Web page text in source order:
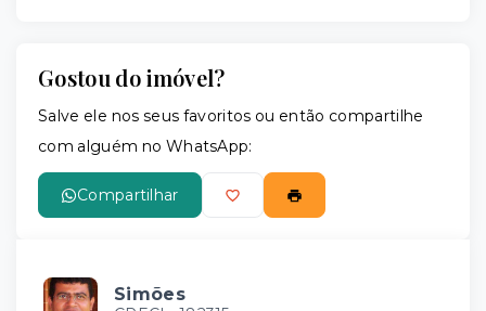
Gostou do imóvel?
Salve ele nos seus favoritos ou então compartilhe
com alguém no WhatsApp:
Compartilhar
Simões